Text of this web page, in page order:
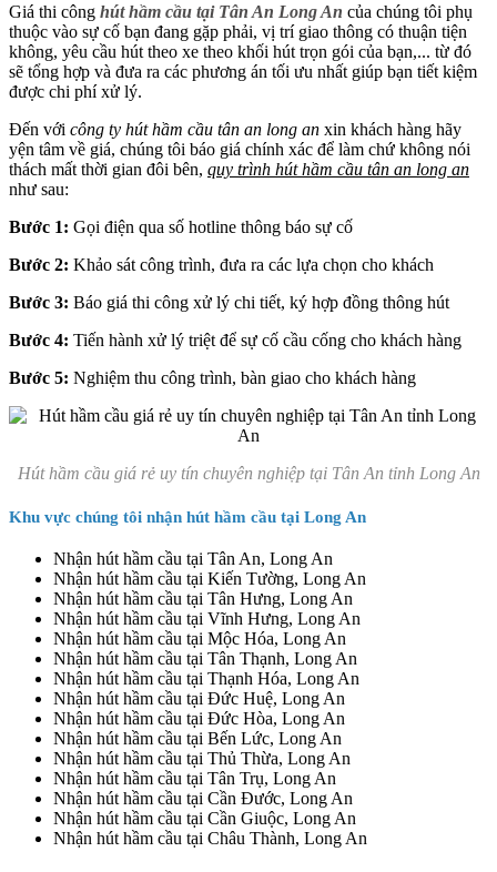
Giá thi công hút hầm cầu tại Tân An Long An của chúng tôi phụ
thuộc vào sự cố bạn đang gặp phải, vị trí giao thông có thuận tiện
không, yêu cầu hút theo xe theo khối hút trọn gói của bạn,... từ đó
sẽ tổng hợp và đưa ra các phương án tối ưu nhất giúp bạn tiết kiệm
được chi phí xử lý.
Đến với công ty hút hầm cầu tân an long an xin khách hàng hãy
yện tâm về giá, chúng tôi báo giá chính xác để làm chứ không nói
thách mất thời gian đôi bên, quy trình hút hầm cầu tân an long an
như sau:
Bước 1: Gọi điện qua số hotline thông báo sự cố
Bước 2: Khảo sát công trình, đưa ra các lựa chọn cho khách
Bước 3: Báo giá thi công xử lý chi tiết, ký hợp đồng thông hút
Bước 4: Tiến hành xử lý triệt để sự cố cầu cống cho khách hàng
Bước 5: Nghiệm thu công trình, bàn giao cho khách hàng
Hút hầm cầu giá rẻ uy tín chuyên nghiệp tại Tân An tỉnh Long An
Khu vực chúng tôi nhận hút hầm cầu tại Long An
Nhận hút hầm cầu tại Tân An, Long An
Nhận hút hầm cầu tại Kiến Tường, Long An
Nhận hút hầm cầu tại Tân Hưng, Long An
Nhận hút hầm cầu tại Vĩnh Hưng, Long An
Nhận hút hầm cầu tại Mộc Hóa, Long An
Nhận hút hầm cầu tại Tân Thạnh, Long An
Nhận hút hầm cầu tại Thạnh Hóa, Long An
Nhận hút hầm cầu tại Đức Huệ, Long An
Nhận hút hầm cầu tại Đức Hòa, Long An
Nhận hút hầm cầu tại Bến Lức, Long An
Nhận hút hầm cầu tại Thủ Thừa, Long An
Nhận hút hầm cầu tại Tân Trụ, Long An
Nhận hút hầm cầu tại Cần Đước, Long An
Nhận hút hầm cầu tại Cần Giuộc, Long An
Nhận hút hầm cầu tại Châu Thành, Long An